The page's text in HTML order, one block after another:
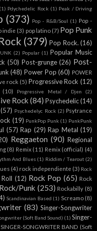
(1) Pdychedelic Rock (1) Peak / Driving
(373) Pop - R&B/Soul (1) Pop -
indie (3) pop latino (7) Pop Punk
(379) Pop Rock. (16)
(2) Popular (1) Popular Music
(50) Post-grunge (26) Post-
(48) Power Pop (60) POWER
rock (5) Progressive Rock (12)
(10) Progressive Metal / Djen (2)
Rock (84) Psychedelic(14)
(57) Psychedelyc Rock (2) Psytrance
(19) PunkPop Punk (1) PunkPunk
(57) Rap (29) Rap Metal (19)
Reggaeton (90) Regional
(8) Remix (11) Remix (official) (4)
And Blues (1) Riddim / Tearout (2)
(4) rock independiente (3) Rock
(12) Rock Pop (65) Rock
Rock/Punk (253) Rockabilly (8)
Scandinavian Based (1) Screamo (8)
(83) Singer-Songwriter
(Soft Band Sound) (1) Singer-
SINGER-SONGWRITER BAND (Soft